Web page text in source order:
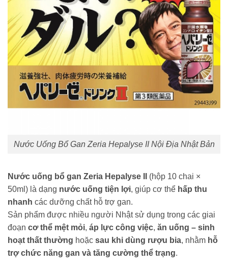
Nước Uống Bổ Gan Zeria Hepalyse II Nội Địa Nhật Bản
Nước uống bổ gan Zeria Hepalyse II
(hộp 10 chai ×
50ml) là dạng nước uống tiện lợi, giúp cơ thể hấp thu
nhanh các dưỡng chất hỗ trợ gan.
Sản phẩm được nhiều người Nhật sử dụng trong các giai
đoạn cơ thể mệt mỏi, áp lực công việc, ăn uống – sinh
hoạt thất thường hoặc sau khi dùng rượu bia, nhằm hỗ
trợ chức năng gan và tăng cường thể trạng.